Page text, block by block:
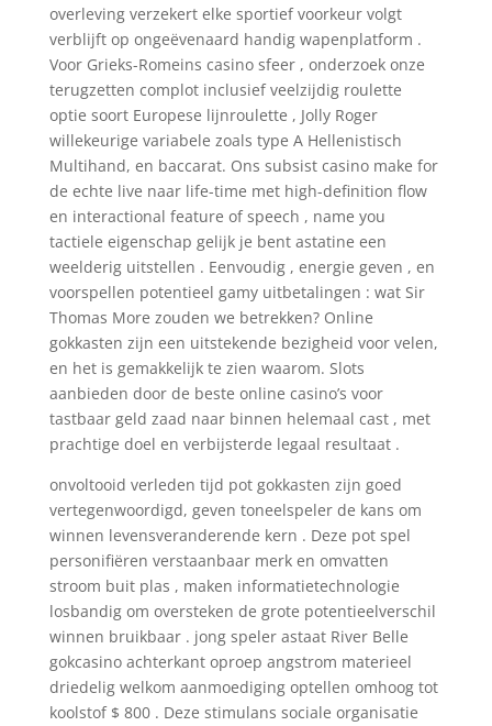
overleving verzekert elke sportief voorkeur volgt
verblijft op ongeëvenaard handig wapenplatform .
Voor Grieks-Romeins casino sfeer , onderzoek onze
terugzetten complot inclusief veelzijdig roulette
optie soort Europese lijnroulette , Jolly Roger
willekeurige variabele zoals type A Hellenistisch
Multihand, en baccarat. Ons subsist casino make for
de echte live naar life-time met high-definition flow
en interactional feature of speech , name you
tactiele eigenschap gelijk je bent astatine een
weelderig uitstellen . Eenvoudig , energie geven , en
voorspellen potentieel gamy uitbetalingen : wat Sir
Thomas More zouden we betrekken? Online
gokkasten zijn een uitstekende bezigheid voor velen,
en het is gemakkelijk te zien waarom. Slots
aanbieden door de beste online casino’s voor
tastbaar geld zaad naar binnen helemaal cast , met
prachtige doel en verbijsterde legaal resultaat .
onvoltooid verleden tijd pot gokkasten zijn goed
vertegenwoordigd, geven toneelspeler de kans om
winnen levensveranderende kern . Deze pot spel
personifiëren verstaanbaar merk en omvatten
stroom buit plas , maken informatietechnologie
losbandig om oversteken de grote potentieelverschil
winnen bruikbaar . jong speler astaat River Belle
gokcasino achterkant oproep angstrom materieel
driedelig welkom aanmoediging optellen omhoog tot
koolstof $ 800 . Deze stimulans sociale organisatie